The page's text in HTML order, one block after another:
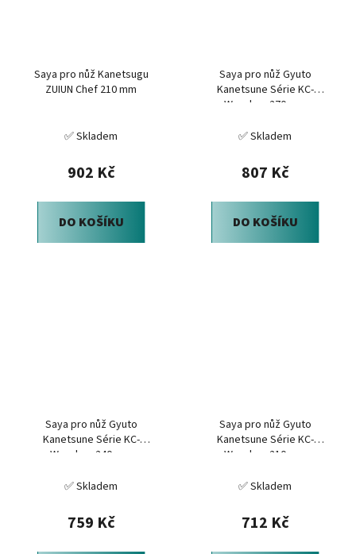
Saya pro nůž Kanetsugu
ZUIUN Chef 210 mm
✅ Skladem
902 Kč
DO KOŠÍKU
Saya pro nůž Gyuto
Kanetsune Série KC-
Wooden, 270 mm
✅ Skladem
807 Kč
DO KOŠÍKU
Saya pro nůž Gyuto
Kanetsune Série KC-
Wooden, 240 mm
✅ Skladem
759 Kč
Saya pro nůž Gyuto
Kanetsune Série KC-
Wooden, 210 mm
✅ Skladem
712 Kč